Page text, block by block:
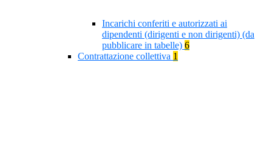
Incarichi conferiti e autorizzati ai
dipendenti (dirigenti e non dirigenti) (da
pubblicare in tabelle) 6
Contrattazione collettiva 1